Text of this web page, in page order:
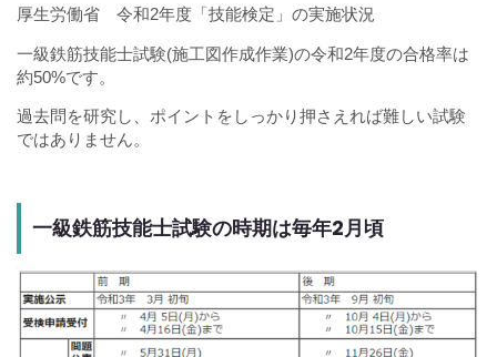
厚生労働省 令和2年度「技能検定」の実施状況
一級鉄筋技能士試験(施工図作成作業)の令和2年度の合格率は
約50%です。
過去問を研究し、ポイントをしっかり押さえれば難しい試験
ではありません。
一級鉄筋技能士試験の時期は毎年2月頃